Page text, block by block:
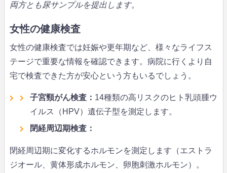
両方とも尿サンプルを提出します。
女性の健康検査
女性の健康検査では妊娠や更年期など、様々なライフス
テージで重要な情報を確認できます。病院に行くより自
宅で検査できた方が安心という方もいるでしょう。
子宮頸がん検査： 14種類の高リスクのヒト乳頭腫ウ
イルス（HPV）遺伝子型を測定します。
閉経周辺期検査：
閉経周辺期に変化するホルモンを測定します（エストラ
ジオール、黄体形成ホルモン、卵胞刺激ホルモン）。